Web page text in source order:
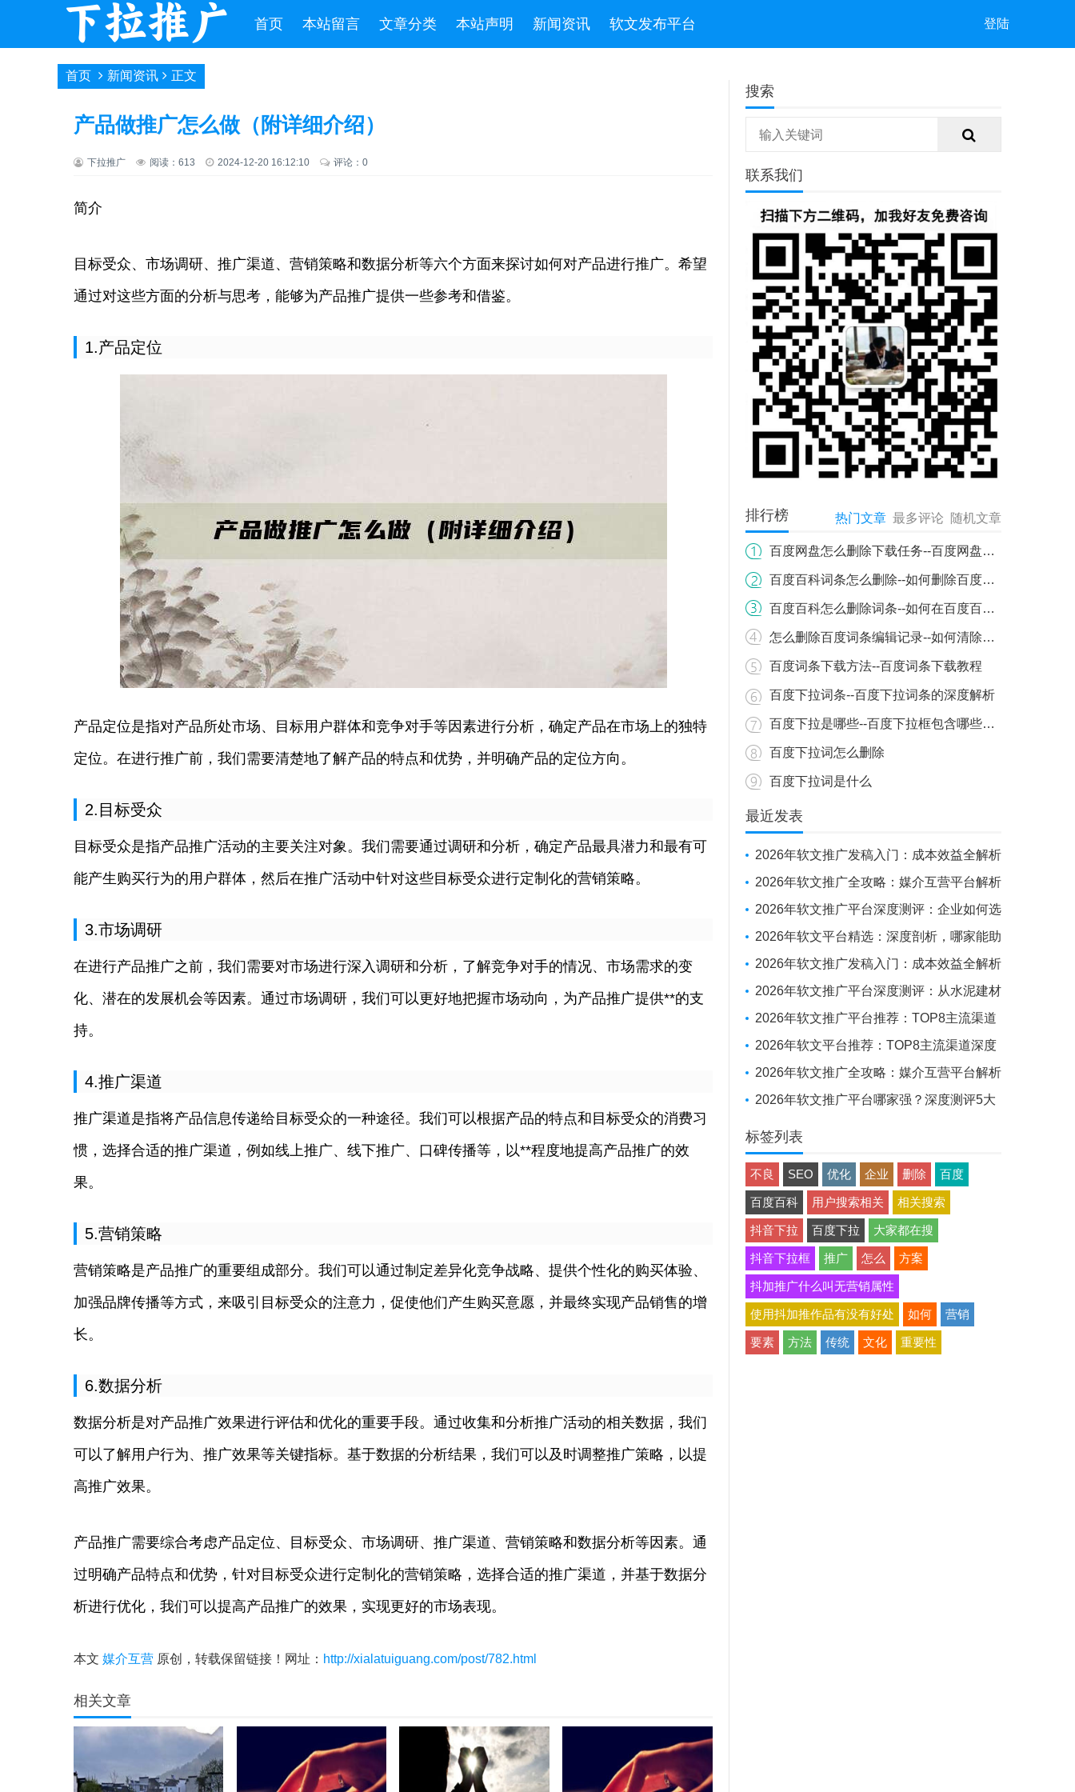
首页 本站留言 文章分类 本站声明 新闻资讯 软文发布平台 登陆
首页 新闻资讯 正文
产品做推广怎么做（附详细介绍）
下拉推广 阅读：613 2024-12-20 16:12:10 评论：0
简介
目标受众、市场调研、推广渠道、营销策略和数据分析等六个方面来探讨如何对产品进行推广。希望
通过对这些方面的分析与思考，能够为产品推广提供一些参考和借鉴。
1.产品定位
产品定位是指对产品所处市场、目标用户群体和竞争对手等因素进行分析，确定产品在市场上的独特
定位。在进行推广前，我们需要清楚地了解产品的特点和优势，并明确产品的定位方向。
2.目标受众
目标受众是指产品推广活动的主要关注对象。我们需要通过调研和分析，确定产品最具潜力和最有可
能产生购买行为的用户群体，然后在推广活动中针对这些目标受众进行定制化的营销策略。
3.市场调研
在进行产品推广之前，我们需要对市场进行深入调研和分析，了解竞争对手的情况、市场需求的变
化、潜在的发展机会等因素。通过市场调研，我们可以更好地把握市场动向，为产品推广提供**的支
持。
4.推广渠道
推广渠道是指将产品信息传递给目标受众的一种途径。我们可以根据产品的特点和目标受众的消费习
惯，选择合适的推广渠道，例如线上推广、线下推广、口碑传播等，以**程度地提高产品推广的效
果。
5.营销策略
营销策略是产品推广的重要组成部分。我们可以通过制定差异化竞争战略、提供个性化的购买体验、
加强品牌传播等方式，来吸引目标受众的注意力，促使他们产生购买意愿，并最终实现产品销售的增
长。
6.数据分析
数据分析是对产品推广效果进行评估和优化的重要手段。通过收集和分析推广活动的相关数据，我们
可以了解用户行为、推广效果等关键指标。基于数据的分析结果，我们可以及时调整推广策略，以提
高推广效果。
产品推广需要综合考虑产品定位、目标受众、市场调研、推广渠道、营销策略和数据分析等因素。通
过明确产品特点和优势，针对目标受众进行定制化的营销策略，选择合适的推广渠道，并基于数据分
析进行优化，我们可以提高产品推广的效果，实现更好的市场表现。
本文 媒介互营 原创，转载保留链接！网址： http://xialatuiguang.com/post/782.html
相关文章
搜索
联系我们
排行榜 热门文章 最多评论 随机文章
百度网盘怎么删除下载任务--百度网盘下载任务如何删除？详细步骤教你轻松操作
百度百科词条怎么删除--如何删除百度百科词条？详细流程与注意事项
百度百科怎么删除词条--如何在百度百科上删除词条
怎么删除百度词条编辑记录--如何清除百度百科词条编辑历史记录
百度词条下载方法--百度词条下载教程
百度下拉词条--百度下拉词条的深度解析
百度下拉是哪些--百度下拉框包含哪些内容？
百度下拉词怎么删除
百度下拉词是什么
最近发表
2026年软文推广发稿入门：成本效益全解析
与新手操作指南
2026年软文推广全攻略：媒介互营平台解析
+避坑实战经验
2026年软文推广平台深度测评：企业如何选
对“伙伴”，实现品牌曝光与SEO优化的双重突
围
2026年软文平台精选：深度剖析，哪家能助
力企业抢占传播制高点？
2026年软文推广发稿入门：成本效益全解析
与新手操作指南
2026年软文推广平台深度测评：从水泥建材
投放到全球化布局，如何选择你的“媒体发稿
供应商”？
2026年软文推广平台推荐：TOP8主流渠道
深度测评
2026年软文平台推荐：TOP8主流渠道深度
测评报告
2026年软文推广全攻略：媒介互营平台解析
+避坑实战经验
2026年软文推广平台哪家强？深度测评5大
平台，助品牌高效出圈
标签列表
不良 SEO 优化 企业 删除 百度
百度百科 用户搜索相关 相关搜索
抖音下拉 百度下拉 大家都在搜
抖音下拉框 推广 怎么 方案
抖加推广什么叫无营销属性
使用抖加推作品有没有好处 如何 营销
要素 方法 传统 文化 重要性